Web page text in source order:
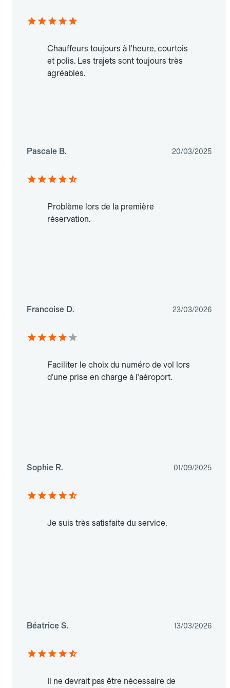
Chauffeurs toujours à l'heure, courtois
et polis. Les trajets sont toujours très
agréables.
Pascale B. 20/03/2025
Problème lors de la première
réservation.
Francoise D. 23/03/2026
Faciliter le choix du numéro de vol lors
d'une prise en charge à l'aéroport.
Sophie R. 01/09/2025
Je suis très satisfaite du service.
Béatrice S. 13/03/2026
Il ne devrait pas être nécessaire de